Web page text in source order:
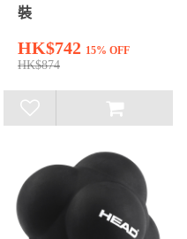
裝
HK$742 15% OFF
HK$874